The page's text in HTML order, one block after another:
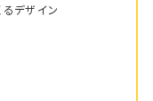
デザイン